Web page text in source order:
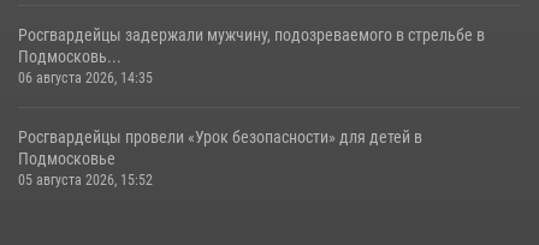
Росгвардейцы задержали мужчину, подозреваемого в стрельбе в
Подмосковь...
06 августа 2026, 14:35
Росгвардейцы провели «Урок безопасности» для детей в
Подмосковье
05 августа 2026, 15:52